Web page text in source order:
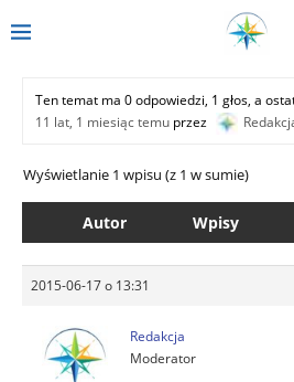
Ten temat ma 0 odpowiedzi, 1 głos, a
11 lat, 1 miesiąc temu przez
Wyświetlanie 1 wpisu (z 1 w sumie)
Autor Wpisy
2015-06-17 o 13:31
Redakcja
Moderator